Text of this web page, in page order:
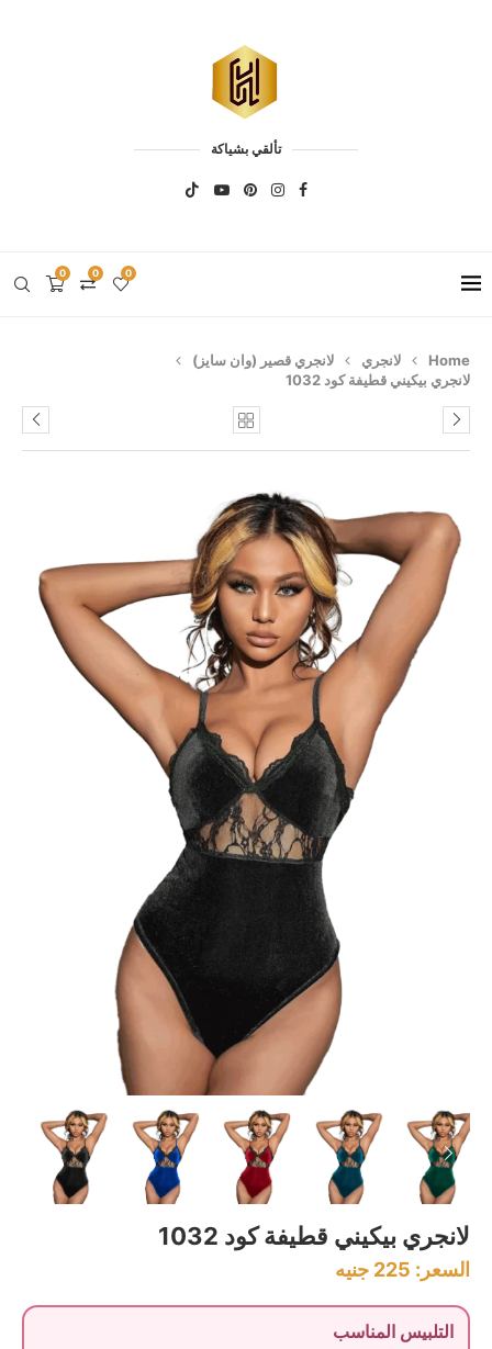
تألقي بشياكة
0 0 0
Home لانجري
لانجري قصير (وان سايز)
لانجري بيكيني قطيفة كود 1032
لانجري بيكيني قطيفة كود 1032
السعر: 225 جنيه
التلبيس المناسب